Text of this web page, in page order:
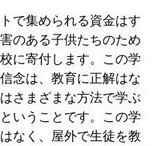
で集められる資金はす
のある子供たちのため
に寄付します。この学
念は、教育に正解はな
さまざまな方法で学ぶ
いうことです。この学
なく、屋外で生徒を教